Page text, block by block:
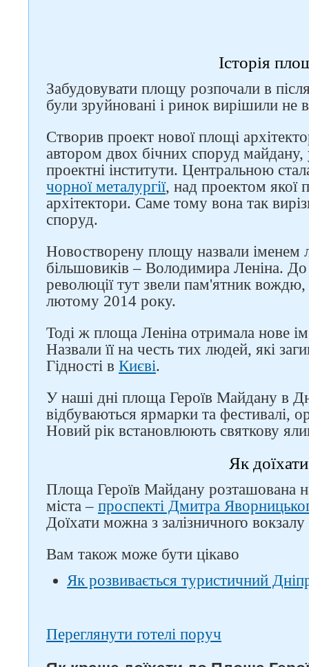
Історія
Забудовувати площу розпочали в
були зруйновані і ринок вирішили не
Створив проект нової площі
автором двох бічних споруд
проектні інститути. Центральною
чорної металургії, над проектом якої
архітектори. Саме тому вона так
споруд.
Новостворену площу назвали іменем
більшовиків – Володимира Леніна. До
революції тут звели пам'ятник
лютому 2014 року.
Тоді ж площа Леніна отримала нове
Назвали її на честь тих людей, які
Гідності в Києві.
У наші дні площа Героїв Майдану в
відбуваються ярмарки та фестивалі,
Новий рік встановлюють святкову
Як доїхати
Площа Героїв Майдану розташована
міста – проспекті Дмитра
Доїхати можна з залізничного
Вам також може бути цікаво
Як розвивається туристичний
Переглянути готелі поруч
Слідкуйте за нами в
соцмережах